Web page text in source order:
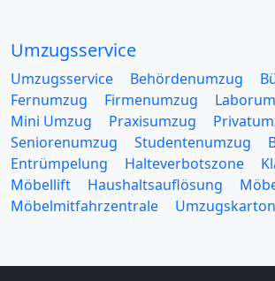
Umzugsservice
Umzugsservice Behördenumzug
Fernumzug
Firmenumzug
Mini Umzug
Praxisumzug
Seniorenumzug
Studentenumzug
Entrümpelung
Halteverbotszone
Möbellift
Haushaltsauflösung
Möbelmitfahrzentrale